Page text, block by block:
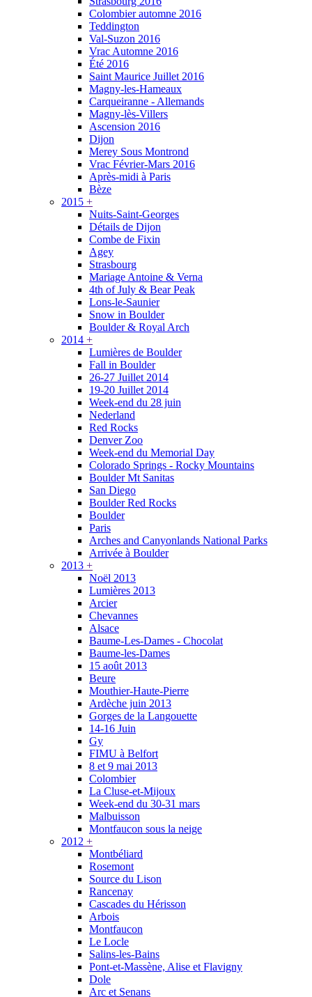
Colombier automne 2016
Teddington
Val-Suzon 2016
Vrac Automne 2016
Été 2016
Saint Maurice Juillet 2016
Magny-les-Hameaux
Carqueiranne - Allemands
Magny-lès-Villers
Ascension 2016
Dijon
Merey Sous Montrond
Vrac Février-Mars 2016
Après-midi à Paris
Bèze
2015 +
Nuits-Saint-Georges
Détails de Dijon
Combe de Fixin
Agey
Strasbourg
Mariage Antoine & Verna
4th of July & Bear Peak
Lons-le-Saunier
Snow in Boulder
Boulder & Royal Arch
2014 +
Lumières de Boulder
Fall in Boulder
26-27 Juillet 2014
19-20 Juillet 2014
Week-end du 28 juin
Nederland
Red Rocks
Denver Zoo
Week-end du Memorial Day
Colorado Springs - Rocky Mountains
Boulder Mt Sanitas
San Diego
Boulder Red Rocks
Boulder
Paris
Arches and Canyonlands National Parks
Arrivée à Boulder
2013 +
Noël 2013
Lumières 2013
Arcier
Chevannes
Alsace
Baume-Les-Dames - Chocolat
Baume-les-Dames
15 août 2013
Beure
Mouthier-Haute-Pierre
Ardèche juin 2013
Gorges de la Langouette
14-16 Juin
Gy
FIMU à Belfort
8 et 9 mai 2013
Colombier
La Cluse-et-Mijoux
Week-end du 30-31 mars
Malbuisson
Montfaucon sous la neige
2012 +
Montbéliard
Rosemont
Source du Lison
Rancenay
Cascades du Hérisson
Arbois
Montfaucon
Le Locle
Salins-les-Bains
Pont-et-Massène, Alise et Flavigny
Dole
Arc et Senans